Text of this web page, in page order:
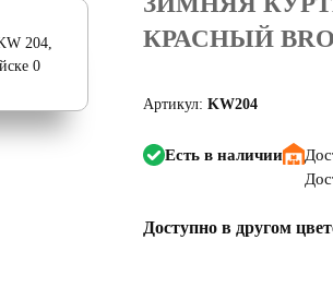
КРАСНЫЙ
Артикул: KW204
Есть в наличии
Доступно в другом